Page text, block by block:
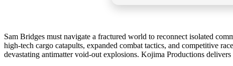
Sam Bridges must navigate a fractured world to reconnect isolated
high-tech cargo catapults, expanded combat tactics, and competitive
devastating antimatter void-out explosions. Kojima Productions